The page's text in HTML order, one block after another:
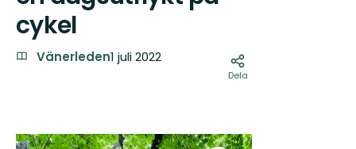
cykel
Vänerleden1 juli 2022
Dela
Bilder